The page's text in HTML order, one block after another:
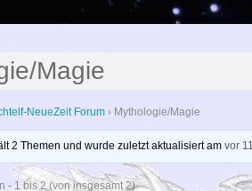
Magie
NeueZeit Forum › Mythologie/Magie
2 Themen und wurde zuletzt aktualisiert amvor
- 1 bis 2 (von insgesamt 2)